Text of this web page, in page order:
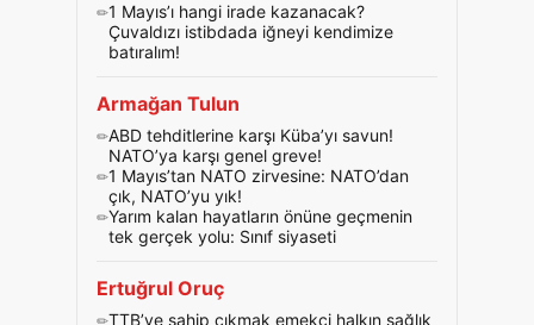
1 Mayıs’ı hangi irade kazanacak?
Çuvaldızı istibdada iğneyi kendimize
batıralım!
Armağan Tulun
ABD tehditlerine karşı Küba’yı savun!
NATO’ya karşı genel greve!
1 Mayıs’tan NATO zirvesine: NATO’dan
çık, NATO’yu yık!
Yarım kalan hayatların önüne geçmenin
tek gerçek yolu: Sınıf siyaseti
Ertuğrul Oruç
TTB’ye sahip çıkmak emekçi halkın sağlık